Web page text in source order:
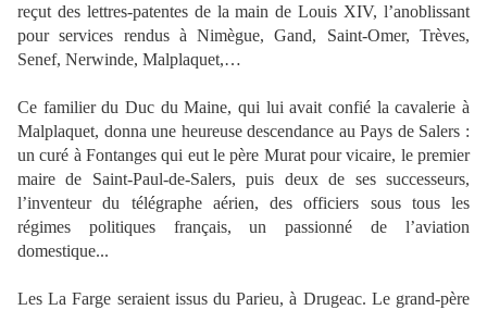
reçut des lettres-patentes de la main de Louis XIV, l’anoblissant
pour services rendus à Nimègue, Gand, Saint-Omer, Trèves,
Senef, Nerwinde, Malplaquet,…
Ce familier du Duc du Maine, qui lui avait confié la cavalerie à
Malplaquet, donna une heureuse descendance au Pays de Salers :
un curé à Fontanges qui eut le père Murat pour vicaire, le premier
maire de Saint-Paul-de-Salers, puis deux de ses successeurs,
l’inventeur du télégraphe aérien, des officiers sous tous les
régimes politiques français, un passionné de l’aviation
domestique...
Les La Farge seraient issus du Parieu, à Drugeac. Le grand-père